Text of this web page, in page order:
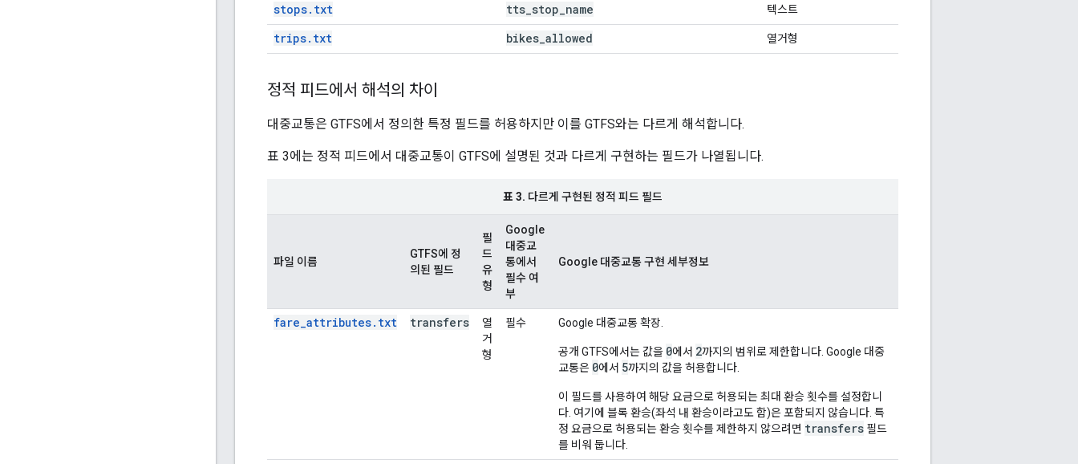
stops.txt tts stop name 텍스트
trips.txt bikes allowed 열거형
정적 피드에서 해석의 차이
대중교통은 GTFS에서 정의한 특정 필드를 허용하지만 이를 GTFS와는 다르게 해석합니다.
표 3에는 정적 피드에서 대중교통이 GTFS에 설명된 것과 다르게 구현하는 필드가 나열됩니다.
표 3. 다르게 구현된 정적 피드 필드
파일 이름
GTFS에 정
의된 필드
필
드
유
형
Google
대중교
통에서
필수 여
부
Google 대중교통 구현 세부정보
fare_attributes.txt transfers
열
거
형
필수 Google 대중교통 확장.
공개 GTFS에서는 값을 0에서 2까지의 범위로 제한합니다. Google 대중
교통은 0에서 5까지의 값을 허용합니다.
이 필드를 사용하여 해당 요금으로 허용되는 최대 환승 횟수를 설정합니
다. 여기에 블록 환승(좌석 내 환승이라고도 함)은 포함되지 않습니다. 특
정 요금으로 허용되는 환승 횟수를 제한하지 않으려면 transfers 필드
를 비워 둡니다.